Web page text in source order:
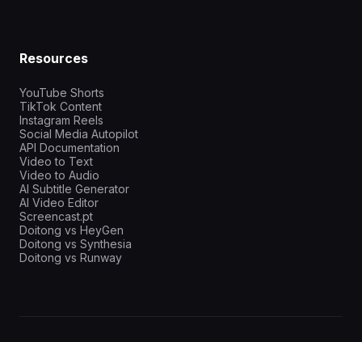
Resources
YouTube Shorts
TikTok Content
Instagram Reels
Social Media Autopilot
API Documentation
Video to Text
Video to Audio
AI Subtitle Generator
AI Video Editor
Screencast.pt
Doitong vs HeyGen
Doitong vs Synthesia
Doitong vs Runway